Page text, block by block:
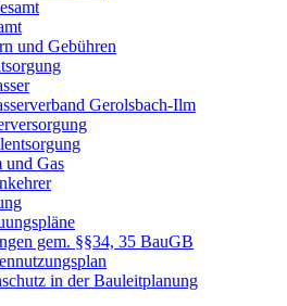
und Gebühren
Gerolsbach-Ilm
und Gas
gem. §§34, 35 BauGB
in der Bauleitplanung